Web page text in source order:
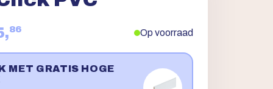
86 Op voorraad
MET GRATIS HOGE